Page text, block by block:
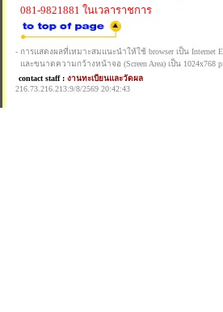
081-9821881 ในเวลาราชการ
- การแสดงผลที่เหมาะสมแนะนำให้ใช้ browser เป็น Internet
และขนาดความกว้างหน้าจอ (Screen Area) เป็น 1024x768
contact staff : งานทะเบียนและวัดผล
216.73.216.213:9/8/2569 20:42:43